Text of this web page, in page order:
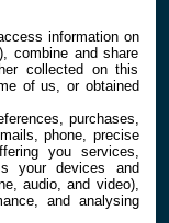
information on
combine and share
collected on this
of us, or obtained
purchases,
phone, precise
you services,
your devices and
audio, and video),
and analysing